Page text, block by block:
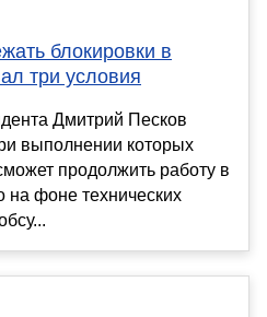
блокировки в
три условия
Дмитрий Песков
выполнении которых
продолжить работу в
на фоне технических